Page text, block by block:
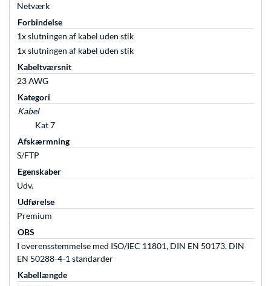
Netværk
Forbindelse
1x slutningen af kabel uden stik
1x slutningen af kabel uden stik
Kabeltværsnit
23 AWG
Kategori
Kabel
Kat 7
Afskærmning
S/FTP
Egenskaber
Udv.
Udførelse
Premium
OBS
I overensstemmelse med ISO/IEC 11801, DIN EN 50173, DIN
EN 50288-4-1 standarder
Kabellængde